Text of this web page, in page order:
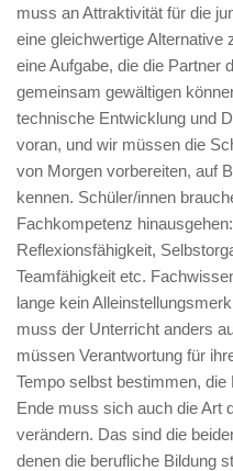
muss an Attraktivität für die
eine gleichwertige
eine Aufgabe, die die Partner
gemeinsam gewältigen
technische Entwicklung und
voran, und wir müssen die
von Morgen vorbereiten, auf
kennen. Schüler/innen
Fachkompetenz
Reflexionsfähigkeit,
Teamfähigkeit etc.
lange kein
muss der Unterricht anders
müssen Verantwortung für
Tempo selbst bestimmen,
Ende muss sich auch die Art
verändern. Das sind die
denen die berufliche Bildung